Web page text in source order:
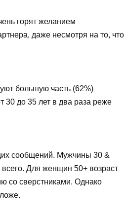
горят желанием
даже несмотря на то, что
большую часть (62%)
30 до 35 лет в два раза реже
сообщений. Мужчины 30 &
Для женщин 50+ возраст
со сверстниками. Однако